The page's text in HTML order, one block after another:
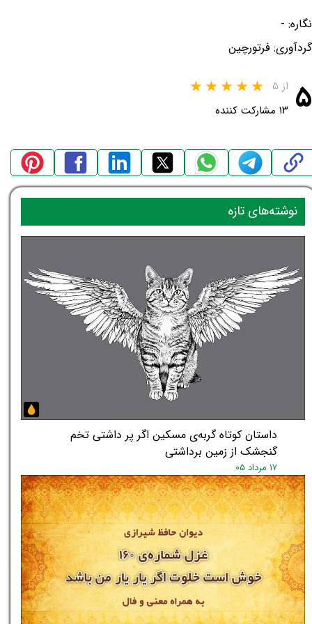
نگاره: -
گردآوری: فرتورچین
۵ از ۵
۱۳ مشارکت کننده
داستان کوتاه گربه‌ی مسکین اگر پر داشتی تخم
گنجشک از زمین برداشتی
۱۷ مرداد ۰۵
نوشته‌های تازه